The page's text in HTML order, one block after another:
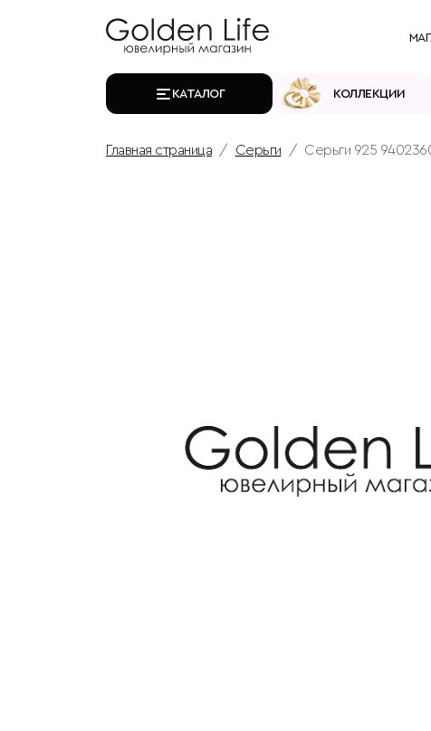
КАТАЛОГ КОЛЛЕКЦИИ
Главная страница Серьги Серьги 925